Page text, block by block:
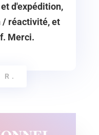
d'expédition,
/ réactivité, et
Merci.
R.